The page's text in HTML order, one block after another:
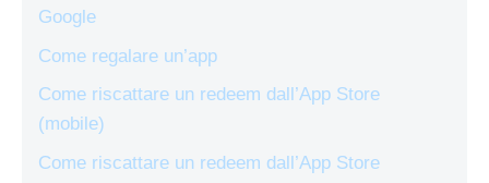
Google
Come regalare un’app
Come riscattare un redeem dall’App Store
(mobile)
Come riscattare un redeem dall’App Store